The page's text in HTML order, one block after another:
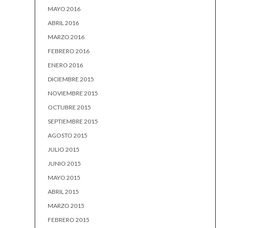
MAYO 2016
ABRIL 2016
MARZO 2016
FEBRERO 2016
ENERO 2016
DICIEMBRE 2015
NOVIEMBRE 2015
OCTUBRE 2015
SEPTIEMBRE 2015
AGOSTO 2015
JULIO 2015
JUNIO 2015
MAYO 2015
ABRIL 2015
MARZO 2015
FEBRERO 2015